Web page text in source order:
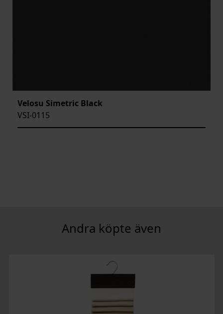
Velosu Simetric Black
VSI-0115